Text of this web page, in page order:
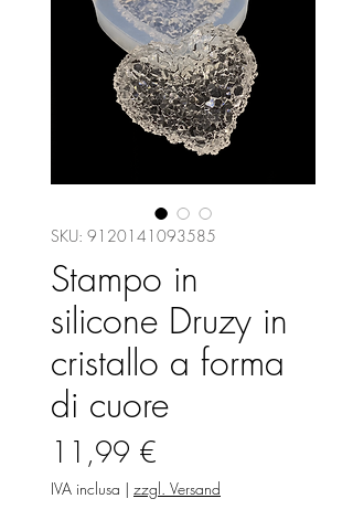
SKU: 9120141093585
Stampo in
silicone Druzy in
cristallo a forma
di cuore
11,99 €
IVA inclusa | zzgl. Versand